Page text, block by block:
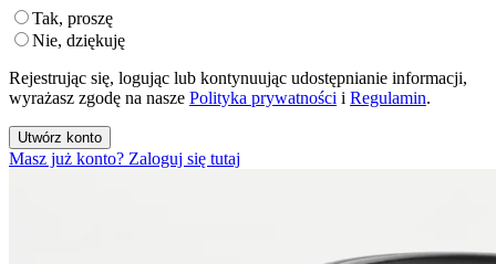
Tak, proszę
Nie, dziękuję
Rejestrując się, logując lub kontynuując udostępnianie informacji,
wyrażasz zgodę na nasze Polityka prywatności i Regulamin.
Utwórz konto
Masz już konto? Zaloguj się tutaj